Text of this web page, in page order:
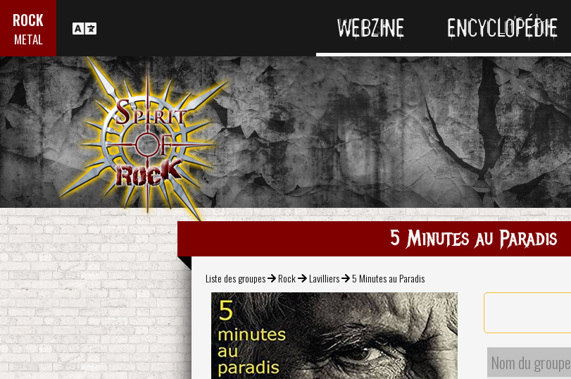
ROCK
METAL WEBZINE ENCYCLOPÉDIE
5 Minutes au Paradis
Liste des groupes Rock Lavilliers 5 Minutes au Paradis
Nom du groupe